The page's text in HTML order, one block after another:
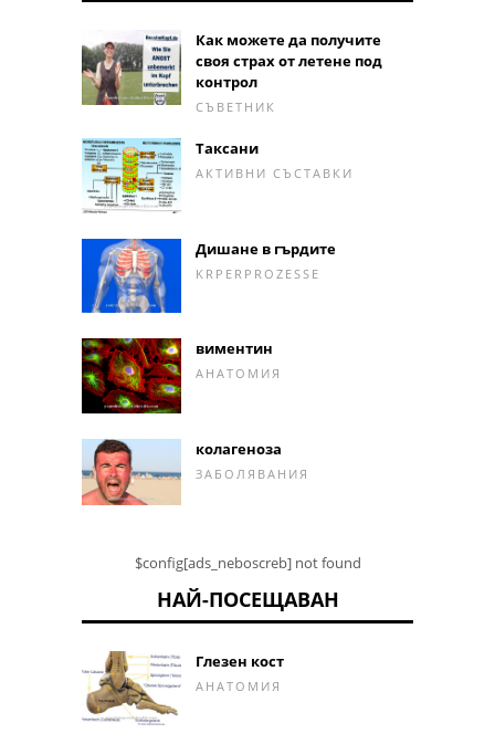
Как можете да получите
своя страх от летене под
контрол
СЪВЕТНИК
Таксани
АКТИВНИ СЪСТАВКИ
Дишане в гърдите
KRPERPROZESSE
виментин
АНАТОМИЯ
колагеноза
ЗАБОЛЯВАНИЯ
$config[ads_neboscreb] not found
НАЙ-ПОСЕЩАВАН
Глезен кост
АНАТОМИЯ